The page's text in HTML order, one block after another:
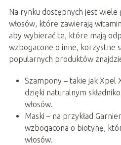
Na rynku dostępnych jest
włosów, które zawierają
aby wybierać te, które mają
wzbogacone o inne, korzystne
popularnych produktów
Szampony – takie jak Xpel
dzięki naturalnym
włosów.
Maski – na przykład
wzbogacona o biotynę,
włosów.